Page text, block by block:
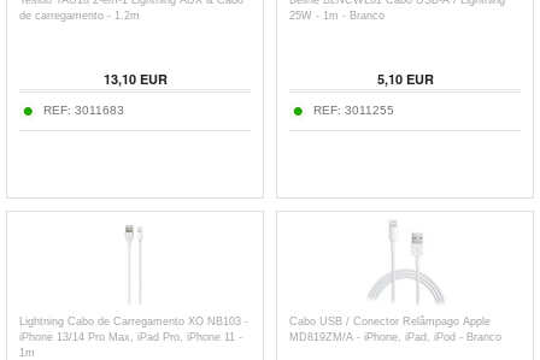
de carregamento - 1.2m
13,10EUR
REF: 3011683
25W - 1m - Branco
5,10EUR
REF: 3011255
Lightning Cabo de Carregamento XO NB103 -
iPhone 13/14 Pro Max, iPad Pro, iPhone 11 -
1m
Cabo USB / Conector Relâmpago Apple
MD819ZM/A - iPhone, iPad, iPod - Branco